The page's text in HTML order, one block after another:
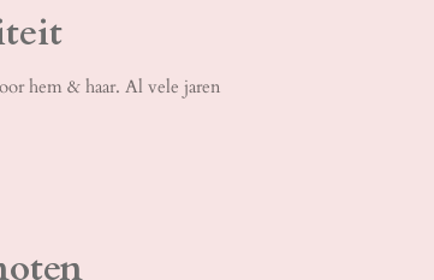
hem & haar. Al vele jaren